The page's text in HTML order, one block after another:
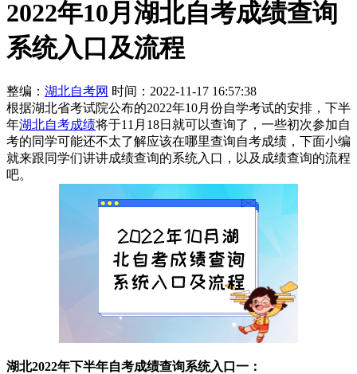
2022年10月湖北自考成绩查询
系统入口及流程
整编： 湖北自考网 时间：2022-11-17 16:57:38
根据湖北省考试院公布的2022年10月份自学考试的安排，下半
年湖北自考成绩将于11月18日就可以查询了，一些初次参加自
考的同学可能还不太了解应该在哪里查询自考成绩，下面小编
就来跟同学们讲讲成绩查询的系统入口，以及成绩查询的流程
吧。
湖北2022年下半年自考成绩查询系统入口一：